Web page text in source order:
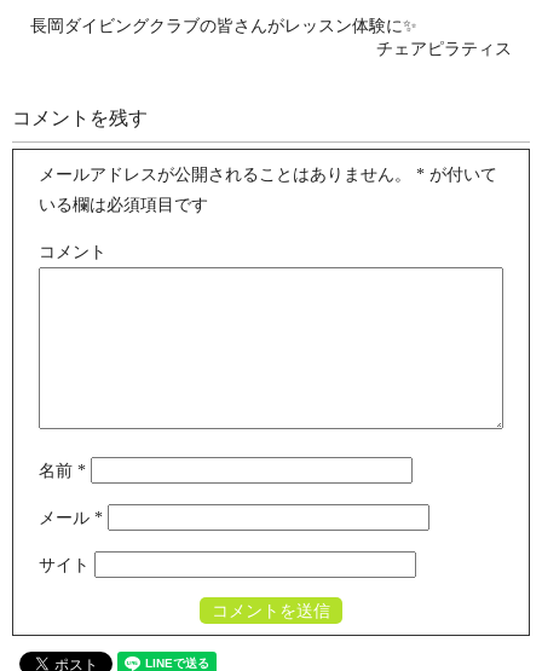
長岡ダイビングクラブの皆さんがレッスン体験に✨
チェアピラティス
コメントを残す
メールアドレスが公開されることはありません。 * が付いて
いる欄は必須項目です
コメント
名前*
メール*
サイト